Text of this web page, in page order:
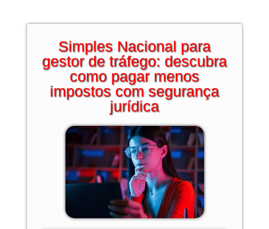
Simples Nacional para
gestor de tráfego: descubra
como pagar menos
impostos com segurança
jurídica